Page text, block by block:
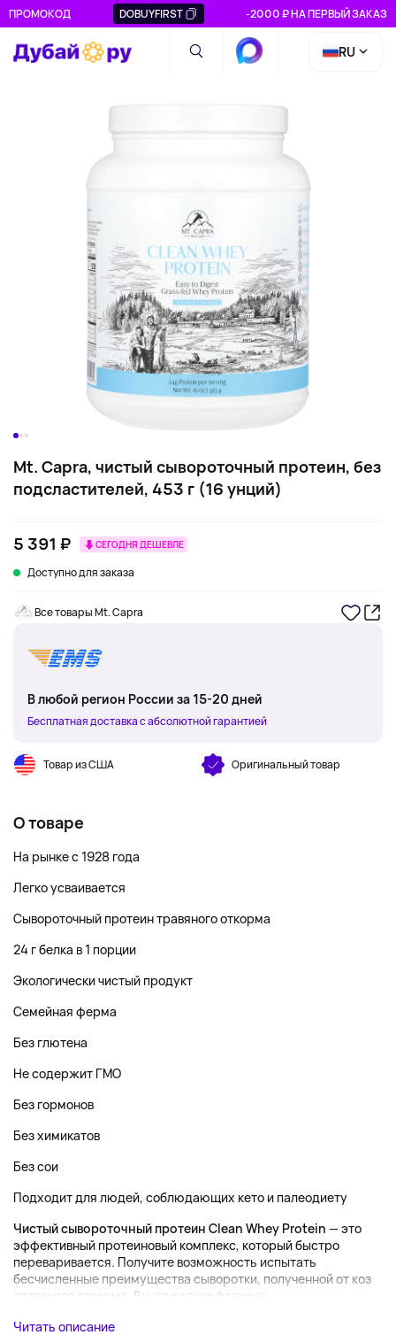
ПРОМОКОД DOBUYFIRST -2000 ₽ НА ПЕРВЫЙ ЗАКАЗ
RU
Mt. Capra, чистый сывороточный протеин, без
подсластителей, 453 г (16 унций)
5 391 ₽ СЕГОДНЯ ДЕШЕВЛЕ
Доступно для заказа
Все товары Mt. Capra
В любой регион России за 15-20 дней
Бесплатная доставка с абсолютной гарантией
Товар из США Оригинальный товар
О товаре
На рынке с 1928 года
Легко усваивается
Сывороточный протеин травяного откорма
24 г белка в 1 порции
Экологически чистый продукт
Семейная ферма
Без глютена
Не содержит ГМО
Без гормонов
Без химикатов
Без сои
Подходит для людей, соблюдающих кето и палеодиету
Чистый сывороточный протеин Clean Whey Protein — это
эффективный протеиновый комплекс, который быстро
переваривается. Получите возможность испытать
бесчисленные преимущества сыворотки, полученной от коз
травяного откорма. Внутри этого флакона...
Читать описание